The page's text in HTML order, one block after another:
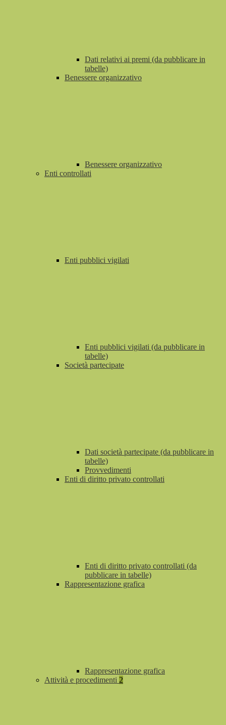
Dati relativi ai premi (da pubblicare in
tabelle)
Benessere organizzativo
Benessere organizzativo
Enti controllati
Enti pubblici vigilati
Enti pubblici vigilati (da pubblicare in
tabelle)
Società partecipate
Dati società partecipate (da pubblicare in
tabelle)
Provvedimenti
Enti di diritto privato controllati
Enti di diritto privato controllati (da
pubblicare in tabelle)
Rappresentazione grafica
Rappresentazione grafica
Attività e procedimenti 2